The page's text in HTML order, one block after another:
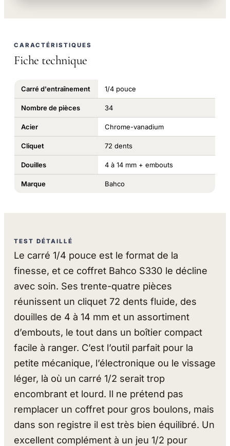
CARACTÉRISTIQUES
Fiche technique
Carré d'entraînement 1/4 pouce
Nombre de pièces 34
Acier Chrome-vanadium
Cliquet 72 dents
Douilles 4 à 14 mm + embouts
Marque Bahco
TEST DÉTAILLÉ
Le carré 1/4 pouce est le format de la
finesse, et ce coffret Bahco S330 le décline
avec soin. Ses trente-quatre pièces
réunissent un cliquet 72 dents fluide, des
douilles de 4 à 14 mm et un assortiment
d’embouts, le tout dans un boîtier compact
facile à ranger. C’est l’outil parfait pour la
petite mécanique, l’électronique ou le vissage
léger, là où un carré 1/2 serait trop
encombrant et lourd. Il ne prétend pas
remplacer un coffret pour gros boulons, mais
dans son registre il est très bien équilibré. Un
excellent complément à un jeu 1/2 pour